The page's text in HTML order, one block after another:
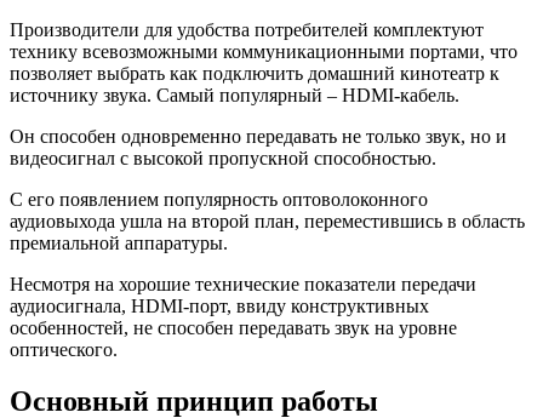
Производители для удобства потребителей комплектуют
технику всевозможными коммуникационными портами, что
позволяет выбрать как подключить домашний кинотеатр к
источнику звука. Самый популярный – HDMI-кабель.
Он способен одновременно передавать не только звук, но и
видеосигнал с высокой пропускной способностью.
С его появлением популярность оптоволоконного
аудиовыхода ушла на второй план, переместившись в область
премиальной аппаратуры.
Несмотря на хорошие технические показатели передачи
аудиосигнала, HDMI-порт, ввиду конструктивных
особенностей, не способен передавать звук на уровне
оптического.
Основный принцип работы